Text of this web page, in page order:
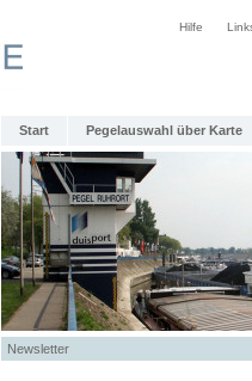
Hilfe
Start Pegelauswahl über Karte
Newsletter